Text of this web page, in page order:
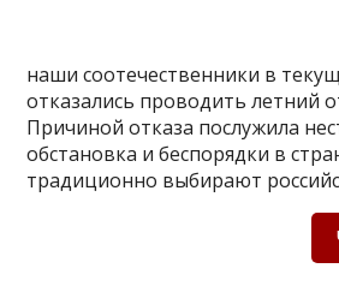
наши соотечественники в
отказались проводить летний
Причиной отказа послужила
обстановка и беспорядки в
традиционно выбирают